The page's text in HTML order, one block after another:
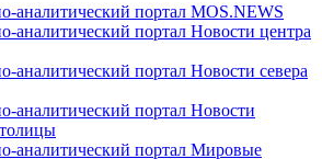
аналитический портал MOS.NEWS
аналитический портал Новости центра
аналитический портал Новости севера
аналитический портал Новости
аналитический портал Мировые